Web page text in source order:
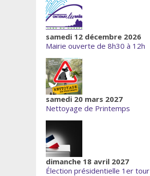
samedi 12 décembre 2026
Mairie ouverte de 8h30 à 12h
samedi 20 mars 2027
Nettoyage de Printemps
dimanche 18 avril 2027
Élection présidentielle 1er tour